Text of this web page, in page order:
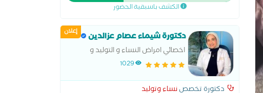
الحقن المجهرى - تجميل النسائى- تاخر الانجاب - العقم )
الكشف باسبقية الحضور
إعلان دكتورة شيماء عصام عزالدين
اخصائي امراض النساء و التوليد و
التجميل النسائي ماجستير جامعة
التجميل النسائي
1029
دكتورة تخصصنساء وتوليد